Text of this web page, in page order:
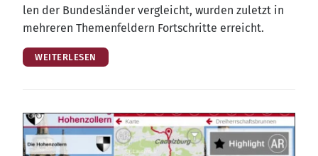
len der Bun­des­län­der ver­gleicht, wur­den zuletzt in
meh­re­ren The­men­fel­dern Fort­schrit­te erreicht.
WEITERLESEN